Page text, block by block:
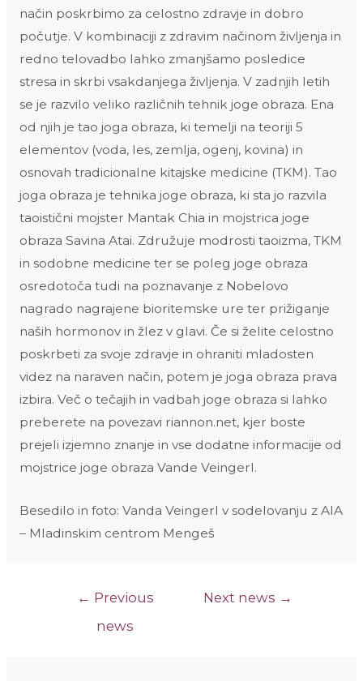
način poskrbimo za celostno zdravje in dobro
počutje. V kombinaciji z zdravim načinom življenja in
redno telovadbo lahko zmanjšamo posledice
stresa in skrbi vsakdanjega življenja. V zadnjih letih
se je razvilo veliko različnih tehnik joge obraza. Ena
od njih je tao joga obraza, ki temelji na teoriji 5
elementov (voda, les, zemlja, ogenj, kovina) in
osnovah tradicionalne kitajske medicine (TKM). Tao
joga obraza je tehnika joge obraza, ki sta jo razvila
taoistični mojster Mantak Chia in mojstrica joge
obraza Savina Atai. Združuje modrosti taoizma, TKM
in sodobne medicine ter se poleg joge obraza
osredotoča tudi na poznavanje z Nobelovo
nagrado nagrajene bioritemske ure ter prižiganje
naših hormonov in žlez v glavi. Če si želite celostno
poskrbeti za svoje zdravje in ohraniti mladosten
videz na naraven način, potem je joga obraza prava
izbira. Več o tečajih in vadbah joge obraza si lahko
preberete na povezavi riannon.net, kjer boste
prejeli izjemno znanje in vse dodatne informacije od
mojstrice joge obraza Vande Veingerl.
Besedilo in foto: Vanda Veingerl v sodelovanju z AIA
– Mladinskim centrom Mengeš
Navigacija
← Previous
news
Next news →